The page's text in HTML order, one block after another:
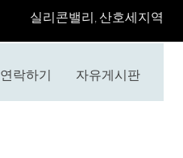
​실리콘밸리, 산호세지역
연락하기 자유게시판